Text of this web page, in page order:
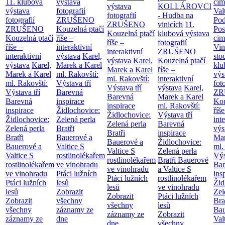
11. klubová
výstava
fotografií
ZRUŠENO
Kouzelná ptačí
říše –
interaktivní
výstava Karel,
Marek a Karel
ml. Rakovští:
Výstava tří
Barevná
inspirace
Židlochovice:
Zelená perla
Bratři
Bauerové a
Valtice S
rostlinolékařem
ve vinohradu
Ptáci lužních
lesů
Zobrazit
všechny
záznamy ze
výstava
fotografií
ZRUŠENO
Kouzelná ptačí
říše –
interaktivní
výstava Karel,
Marek a Karel
ml. Rakovští:
Výstava tří
Barevná
inspirace
Židlochovice:
Zelená perla
Bratři
Bauerové a
Valtice S
rostlinolékařem
ve vinohradu
Ptáci lužních
lesů
Zobrazit
všechny
záznamy ze
dne
výstava
fotografií
ZRUŠENO
Kouzelná ptačí
říše –
interaktivní
výstava Karel,
Marek a Karel
ml. Rakovští:
Výstava tří
Barevná
inspirace
Židlochovice:
Zelená perla
Bratři
Bauerové a
Valtice S
rostlinolékařem
ve vinohradu
Ptáci lužních
lesů
Zobrazit
všechny
záznamy ze
KOLLÁROVCI
- Hudba na
vinicích 11.
klubová výstava
fotografií
ZRUŠENO
Kouzelná ptačí
říše –
interaktivní
výstava Karel,
Marek a Karel
ml. Rakovští:
Výstava tří
Barevná
inspirace
Židlochovice:
Zelená perla
Bratři Bauerové
a Valtice S
rostlinolékařem
ve vinohradu
Ptáci lužních
lesů
Zobrazit
ml.